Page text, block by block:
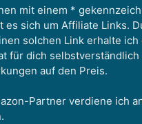
mit einem *
es sich um Affiliate Links.
solchen Link erhalte
für dich selbstverständlich
auf den Preis.
Partner verdiene ich